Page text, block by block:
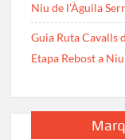
Niu de l’Àguila
Guia Ruta Cavalls
Etapa Rebost a